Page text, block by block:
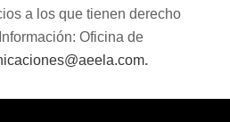
a los que tienen derecho
Información: Oficina de
.